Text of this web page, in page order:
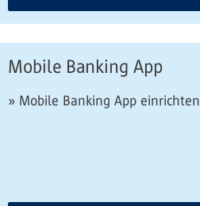
Mobile Banking App
» Mobile Banking App einrichten